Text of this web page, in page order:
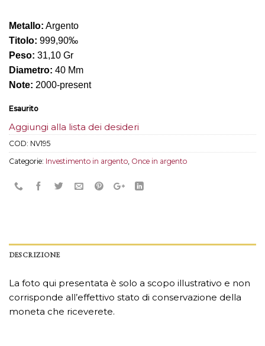
Metallo: Argento
Titolo: 999,90‰
Peso: 31,10 Gr
Diametro: 40 Mm
Note: 2000-present
Esaurito
Aggiungi alla lista dei desideri
COD: NV195
Categorie: Investimento in argento, Once in argento
DESCRIZIONE
La foto qui presentata è solo a scopo illustrativo e non
corrisponde all’effettivo stato di conservazione della
moneta che riceverete.